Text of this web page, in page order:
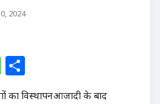
2024
WhatsApp
का विस्थापनआजादी के बाद